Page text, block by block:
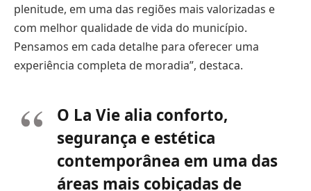
plenitude, em uma das regiões mais valorizadas e
com melhor qualidade de vida do município.
Pensamos em cada detalhe para oferecer uma
experiência completa de moradia”, destaca.
O La Vie alia conforto,
segurança e estética
contemporânea em uma das
áreas mais cobiçadas de